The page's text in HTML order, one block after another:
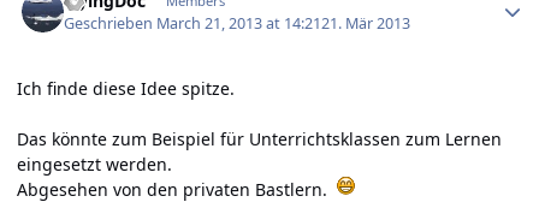
Geschrieben March 21, 2013 at 14:2121. Mär 2013
Ich finde diese Idee spitze.
Das könnte zum Beispiel für Unterrichtsklassen zum Lernen
eingesetzt werden.
Abgesehen von den privaten Bastlern.